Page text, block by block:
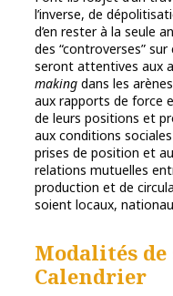
l’inverse, de
d’en rester à la seule
des “controverses”
seront attentives aux
making dans les
aux rapports de force
de leurs positions et
aux conditions
prises de position et
relations mutuelles
production et de
soient locaux,
Modalités
Calendrier